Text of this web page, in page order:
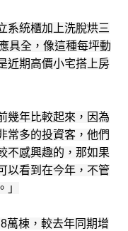
系統櫃加上洗脫烘三
具全，像這種每坪動
近期高價小宅搭上房
幾年比較起來，因為
常多的投資客，他們
不感興趣的，那如果
以看到在今年，不管
」
萬棟，較去年同期增